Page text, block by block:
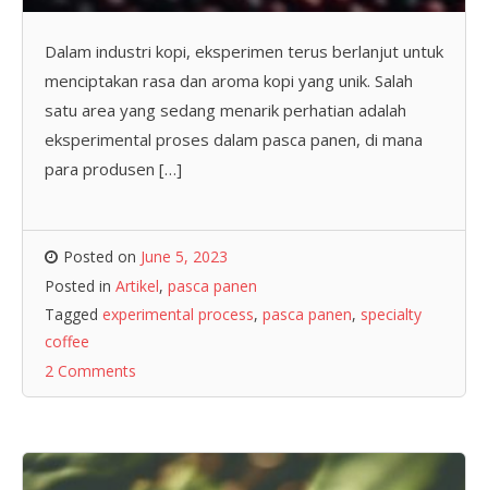
Dalam industri kopi, eksperimen terus berlanjut untuk
menciptakan rasa dan aroma kopi yang unik. Salah
satu area yang sedang menarik perhatian adalah
eksperimental proses dalam pasca panen, di mana
para produsen […]
Posted on June 5, 2023
Posted in Artikel, pasca panen
Tagged experimental process, pasca panen, specialty
coffee
2 Comments